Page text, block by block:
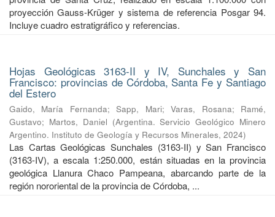
proyección Gauss-Krüger y sistema de referencia Posgar 94.
Incluye cuadro estratigráfico y referencias.
Hojas Geológicas 3163-II y IV, Sunchales y San
Francisco: provincias de Córdoba, Santa Fe y Santiago
del Estero
Gaido, María Fernanda;Sapp, Mari;Varas, Rosana; Ramé,
Gustavo; Martos, Daniel (Argentina. Servicio Geológico Minero
Argentino. Instituto de Geología y Recursos Minerales, 2024)
Las Cartas Geológicas Sunchales (3163-II) y San Francisco
(3163-IV), a escala 1:250.000, están situadas en la provincia
geológica Llanura Chaco Pampeana, abarcando parte de la
región nororiental de la provincia de Córdoba, ...